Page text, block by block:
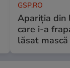
GSP.RO
Apariția din
care i-a
lăsat mască